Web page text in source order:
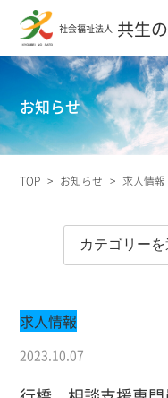
社会福祉法人 共生
お知らせ
TOP > お知らせ > 求人情報
求人情報
2023.10.07